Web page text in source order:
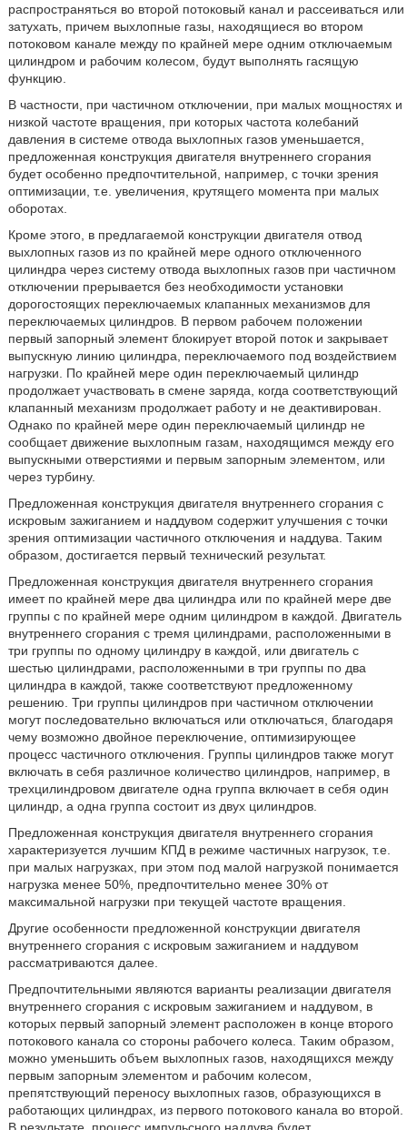
распространяться во второй потоковый канал и рассеиваться или
затухать, причем выхлопные газы, находящиеся во втором
потоковом канале между по крайней мере одним отключаемым
цилиндром и рабочим колесом, будут выполнять гасящую
функцию.
В частности, при частичном отключении, при малых мощностях и
низкой частоте вращения, при которых частота колебаний
давления в системе отвода выхлопных газов уменьшается,
предложенная конструкция двигателя внутреннего сгорания
будет особенно предпочтительной, например, с точки зрения
оптимизации, т.е. увеличения, крутящего момента при малых
оборотах.
Кроме этого, в предлагаемой конструкции двигателя отвод
выхлопных газов из по крайней мере одного отключенного
цилиндра через систему отвода выхлопных газов при частичном
отключении прерывается без необходимости установки
дорогостоящих переключаемых клапанных механизмов для
переключаемых цилиндров. В первом рабочем положении
первый запорный элемент блокирует второй поток и закрывает
выпускную линию цилиндра, переключаемого под воздействием
нагрузки. По крайней мере один переключаемый цилиндр
продолжает участвовать в смене заряда, когда соответствующий
клапанный механизм продолжает работу и не деактивирован.
Однако по крайней мере один переключаемый цилиндр не
сообщает движение выхлопным газам, находящимся между его
выпускными отверстиями и первым запорным элементом, или
через турбину.
Предложенная конструкция двигателя внутреннего сгорания с
искровым зажиганием и наддувом содержит улучшения с точки
зрения оптимизации частичного отключения и наддува. Таким
образом, достигается первый технический результат.
Предложенная конструкция двигателя внутреннего сгорания
имеет по крайней мере два цилиндра или по крайней мере две
группы с по крайней мере одним цилиндром в каждой. Двигатель
внутреннего сгорания с тремя цилиндрами, расположенными в
три группы по одному цилиндру в каждой, или двигатель с
шестью цилиндрами, расположенными в три группы по два
цилиндра в каждой, также соответствуют предложенному
решению. Три группы цилиндров при частичном отключении
могут последовательно включаться или отключаться, благодаря
чему возможно двойное переключение, оптимизирующее
процесс частичного отключения. Группы цилиндров также могут
включать в себя различное количество цилиндров, например, в
трехцилиндровом двигателе одна группа включает в себя один
цилиндр, а одна группа состоит из двух цилиндров.
Предложенная конструкция двигателя внутреннего сгорания
характеризуется лучшим КПД в режиме частичных нагрузок, т.е.
при малых нагрузках, при этом под малой нагрузкой понимается
нагрузка менее 50%, предпочтительно менее 30% от
максимальной нагрузки при текущей частоте вращения.
Другие особенности предложенной конструкции двигателя
внутреннего сгорания с искровым зажиганием и наддувом
рассматриваются далее.
Предпочтительными являются варианты реализации двигателя
внутреннего сгорания с искровым зажиганием и наддувом, в
которых первый запорный элемент расположен в конце второго
потокового канала со стороны рабочего колеса. Таким образом,
можно уменьшить объем выхлопных газов, находящихся между
первым запорным элементом и рабочим колесом,
препятствующий переносу выхлопных газов, образующихся в
работающих цилиндрах, из первого потокового канала во второй.